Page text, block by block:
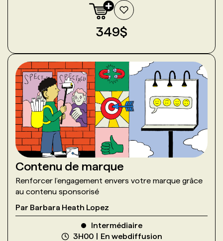
349$
Contenu de marque
Renforcer l’engagement envers votre marque grâce
au contenu sponsorisé
Par Barbara Heath Lopez
Intermédiaire
3H00
En webdiffusion